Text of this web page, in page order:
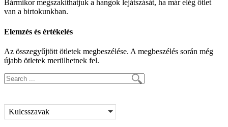
Bármikor megszakíthatjuk a hangok lejátszását, ha már elég ötlet
van a birtokunkban.
Elemzés és értékelés
Az összegyűjtött ötletek megbeszélése. A megbeszélés során még
újabb ötletek merülhetnek fel.
Kulcsszavak